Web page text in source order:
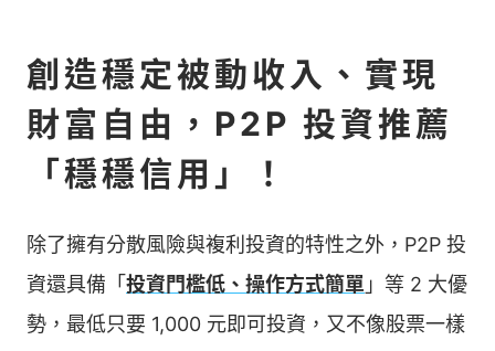
創造穩定被動收入、實現
財富自由，P2P 投資推薦
「穩穩信用」！
除了擁有分散風險與複利投資的特性之外，P2P 投
資還具備「 投資門檻低、操作方式簡單 」等 2 大優
勢，最低只要 1,000 元即可投資，又不像股票一樣